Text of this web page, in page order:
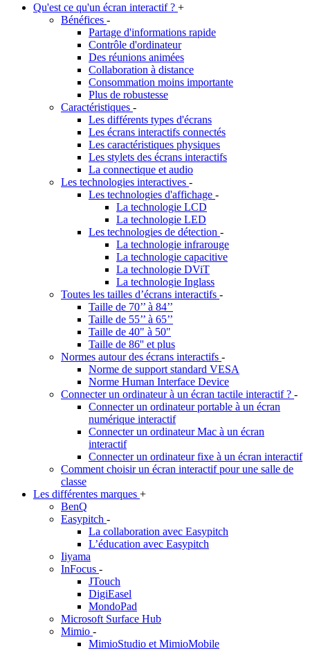
Qu'est ce qu'un écran interactif ? +
Bénéfices -
Partage d'informations rapide
Contrôle d'ordinateur
Des réunions animées
Collaboration à distance
Consommation moins importante
Plus de robustesse
Caractéristiques -
Les différents types d'écrans
Les écrans interactifs connectés
Les caractéristiques physiques
Les stylets des écrans interactifs
La connectique et audio
Les technologies interactives -
Les technologies d'affichage -
La technologie LCD
La technologie LED
Les technologies de détection -
La technologie infrarouge
La technologie capacitive
La technologie DViT
La technologie Inglass
Toutes les tailles d’écrans interactifs -
Taille de 70’’ à 84’’
Taille de 55’’ à 65’’
Taille de 40" à 50"
Taille de 86'' et plus
Normes autour des écrans interactifs -
Norme de support standard VESA
Norme Human Interface Device
Connecter un ordinateur à un écran tactile interactif ? -
Connecter un ordinateur portable à un écran
numérique interactif
Connecter un ordinateur Mac à un écran
interactif
Connecter un ordinateur fixe à un écran interactif
Comment choisir un écran interactif pour une salle de
classe
Les différentes marques +
BenQ
Easypitch -
La collaboration avec Easypitch
L’éducation avec Easypitch
Iiyama
InFocus -
JTouch
DigiEasel
MondoPad
Microsoft Surface Hub
Mimio -
MimioStudio et MimioMobile